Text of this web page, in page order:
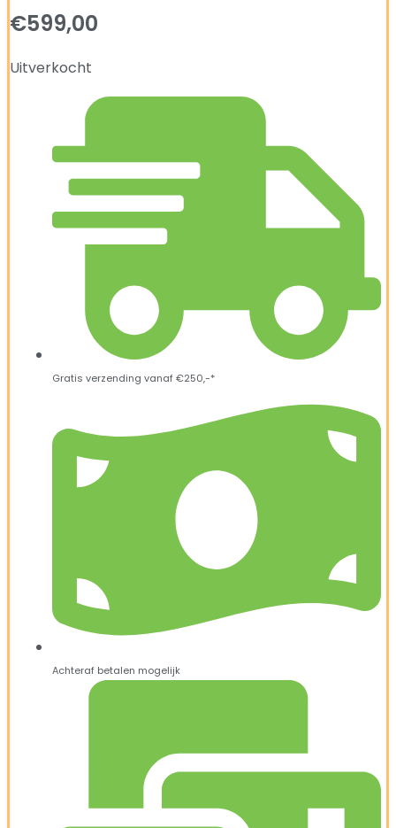
€599,00
Uitverkocht
Gratis verzending vanaf €250,-*
Achteraf betalen mogelijk